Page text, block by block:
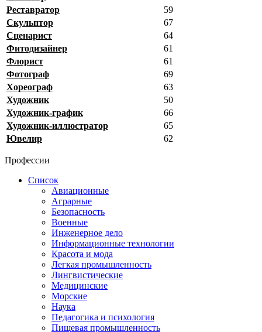
Реставратор
59
Скульптор
67
Сценарист
64
Фитодизайнер
61
Флорист
61
Фотограф
69
Хореограф
63
Художник
50
Художник-график
66
Художник-иллюстратор
65
Ювелир
62
Профессии
Список
Авиационные
Аграрные
Безопасность
Военные
Инженерное дело
Информационные технологии
Красота и мода
Легкая промышленность
Лингвистические
Медицинские
Морские
Наука
Педагогика и психология
Пищевая промышленность